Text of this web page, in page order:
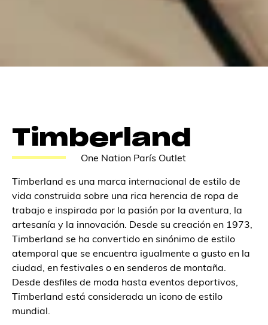
Timberland
One Nation París Outlet
Timberland es una marca internacional de estilo de
vida construida sobre una rica herencia de ropa de
trabajo e inspirada por la pasión por la aventura, la
artesanía y la innovación. Desde su creación en 1973,
Timberland se ha convertido en sinónimo de estilo
atemporal que se encuentra igualmente a gusto en la
ciudad, en festivales o en senderos de montaña.
Desde desfiles de moda hasta eventos deportivos,
Timberland está considerada un icono de estilo
mundial.